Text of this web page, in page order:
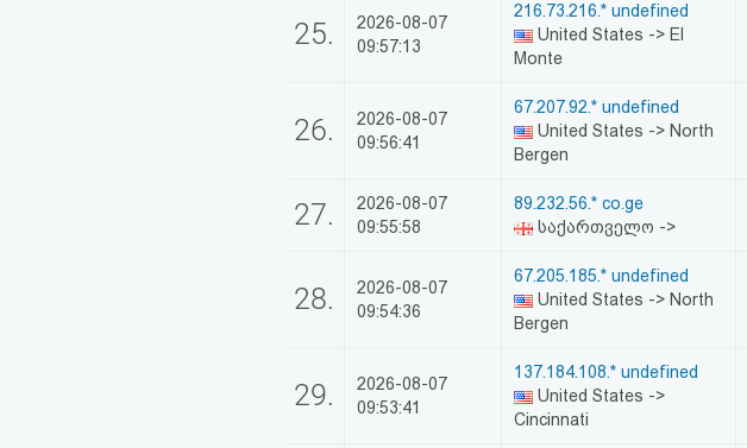
25.
2026-08-07
09:57:13
216.73.216.* undefined
United States -> El
Monte
26.
2026-08-07
09:56:41
67.207.92.* undefined
United States -> North
Bergen
27.
2026-08-07
09:55:58
89.232.56.* co.ge
საქართველო ->
28.
2026-08-07
09:54:36
67.205.185.* undefined
United States -> North
Bergen
29.
2026-08-07
09:53:41
137.184.108.* undefined
United States ->
Cincinnati